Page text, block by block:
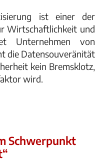
ist einer der
Wirtschaftlichkeit und
Unternehmen von
die Datensouveränität
kein Bremsklotz,
wird.
Schwerpunkt